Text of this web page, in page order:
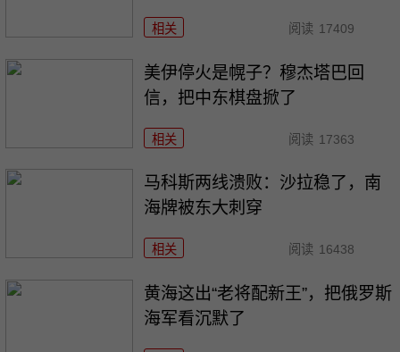
相关 阅读 17409
美伊停火是幌子？穆杰塔巴回
信，把中东棋盘掀了
相关 阅读 17363
马科斯两线溃败：沙拉稳了，南
海牌被东大刺穿
相关 阅读 16438
黄海这出“老将配新王”，把俄罗斯
海军看沉默了